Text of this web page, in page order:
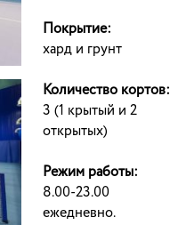
Покрытие:
хард и грунт
Количество кортов:
3 (1 крытый и 2
открытых)
Режим работы:
8.00-23.00
ежедневно.